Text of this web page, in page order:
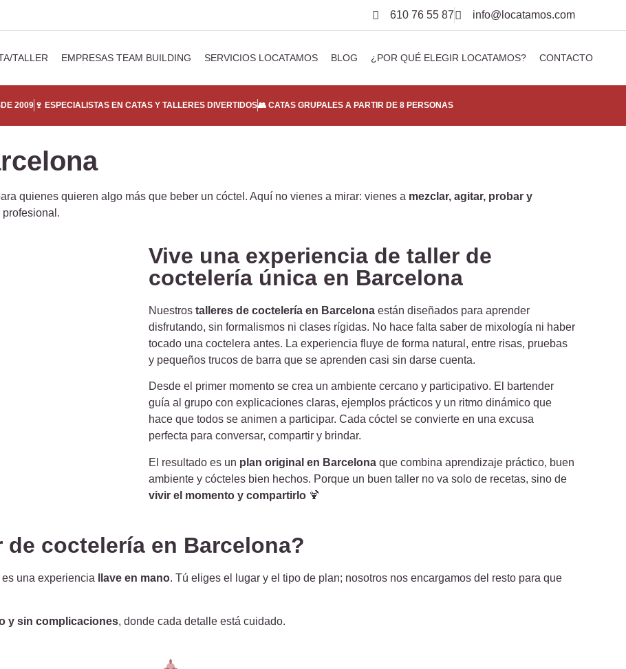
610 76 55 87 info@locatamos.com
TALLER EMPRESAS TEAM BUILDING SERVICIOS LOCATAMOS BLOG ¿POR QUÉ ELEGIR LOCATAMOS? CONTACTO
2009 🍷 ESPECIALISTAS EN CATAS Y TALLERES DIVERTIDOS👥 CATAS GRUPALES A PARTIR DE 8 PERSONAS
quienes quieren algo más que beber un cóctel. Aquí no vienes a mirar: vienes a mezclar, agitar, probar y
Vive una experiencia de taller de
coctelería única en Barcelona
Nuestros talleres de coctelería en Barcelona están diseñados para aprender
disfrutando, sin formalismos ni clases rígidas. No hace falta saber de mixología ni haber
tocado una coctelera antes. La experiencia fluye de forma natural, entre risas, pruebas
y pequeños trucos de barra que se aprenden casi sin darse cuenta.
Desde el primer momento se crea un ambiente cercano y participativo. El bartender
guía al grupo con explicaciones claras, ejemplos prácticos y un ritmo dinámico que
hace que todos se animen a participar. Cada cóctel se convierte en una excusa
perfecta para conversar, compartir y brindar.
El resultado es un plan original en Barcelona que combina aprendizaje práctico, buen
ambiente y cócteles bien hechos. Porque un buen taller no va solo de recetas, sino de
vivir el momento y compartirlo 🍹
coctelería en Barcelona?
una experiencia llave en mano. Tú eliges el lugar y el tipo de plan; nosotros nos encargamos del resto para que
y sin complicaciones, donde cada detalle está cuidado.